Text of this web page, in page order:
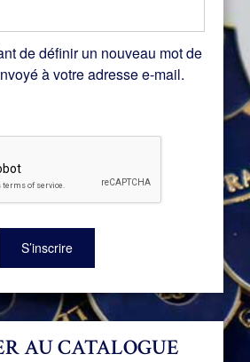
AU CATALOGUE
de définir un nouveau mot de
à votre adresse e-mail.
S’inscrire